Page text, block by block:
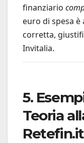
finanziario
euro di spesa
corretta,
Invitalia.
5.
Teoria
Retefin.it